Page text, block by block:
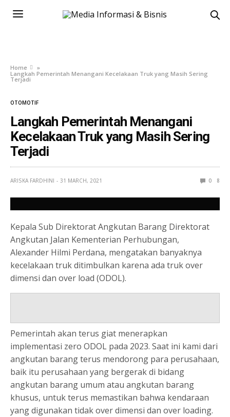
Home
»
Langkah Pemerintah Menangani Kecelakaan Truk yang Masih Sering
Terjadi
OTOMOTIF
Langkah Pemerintah Menangani
Kecelakaan Truk yang Masih Sering
Terjadi
ARISKA FARDHINI 31 MARCH, 2021 0 8
Kepala Sub Direktorat Angkutan Barang Direktorat
Angkutan Jalan Kementerian Perhubungan,
Alexander Hilmi Perdana, mengatakan banyaknya
kecelakaan truk ditimbulkan karena ada truk over
dimensi dan over load (ODOL).
Pemerintah akan terus giat menerapkan
implementasi zero ODOL pada 2023. Saat ini kami dari
angkutan barang terus mendorong para perusahaan,
baik itu perusahaan yang bergerak di bidang
angkutan barang umum atau angkutan barang
khusus, untuk terus memastikan bahwa kendaraan
yang digunakan tidak over dimensi dan over loading.